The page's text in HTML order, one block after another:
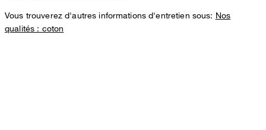
Vous trouverez d'autres informations d'entretien sous: Nos
qualités : coton